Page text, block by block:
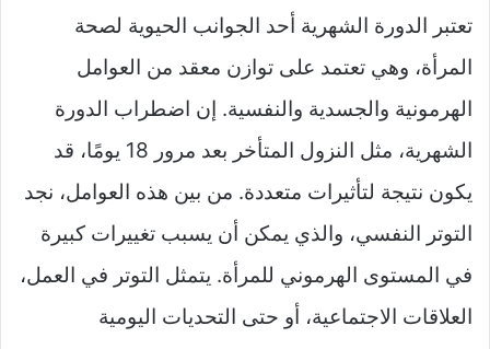
تعتبر الدورة الشهرية أحد الجوانب الحيوية لصحة
المرأة، وهي تعتمد على توازن معقد من العوامل
الهرمونية والجسدية والنفسية. إن اضطراب الدورة
الشهرية، مثل النزول المتأخر بعد مرور 18 يومًا، قد
يكون نتيجة لتأثيرات متعددة. من بين هذه العوامل، نجد
التوتر النفسي، والذي يمكن أن يسبب تغييرات كبيرة
في المستوى الهرموني للمرأة. يتمثل التوتر في العمل،
العلاقات الاجتماعية، أو حتى التحديات اليومية